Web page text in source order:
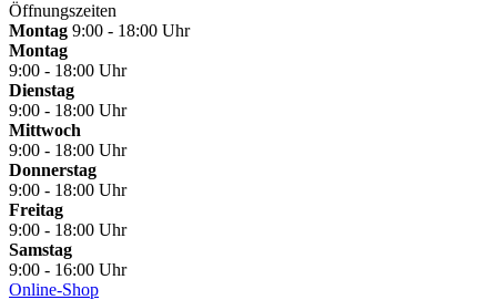
Öffnungszeiten
Montag 9:00 - 18:00 Uhr
Montag
9:00 - 18:00 Uhr
Dienstag
9:00 - 18:00 Uhr
Mittwoch
9:00 - 18:00 Uhr
Donnerstag
9:00 - 18:00 Uhr
Freitag
9:00 - 18:00 Uhr
Samstag
9:00 - 16:00 Uhr
Online-Shop